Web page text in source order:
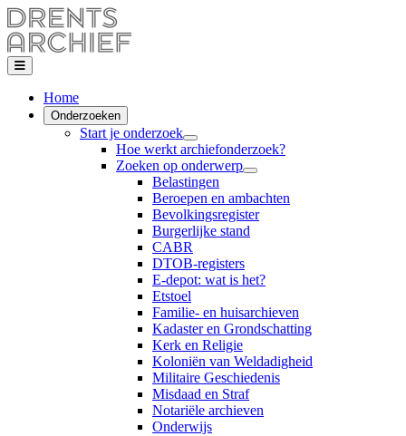
Home
Onderzoeken
Start je onderzoek
Hoe werkt archiefonderzoek?
Zoeken op onderwerp
Belastingen
Beroepen en ambachten
Bevolkingsregister
Burgerlijke stand
CABR
DTOB-registers
E-depot: wat is het?
Etstoel
Familie- en huisarchieven
Kadaster en Grondschatting
Kerk en Religie
Koloniën van Weldadigheid
Militaire Geschiedenis
Misdaad en Straf
Notariële archieven
Onderwijs